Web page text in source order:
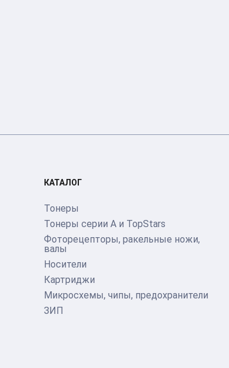
КАТАЛОГ
Тонеры
Тонеры серии А и TopStars
Фоторецепторы, ракельные ножи,
валы
Носители
Картриджи
Микросхемы, чипы, предохранители
ЗИП